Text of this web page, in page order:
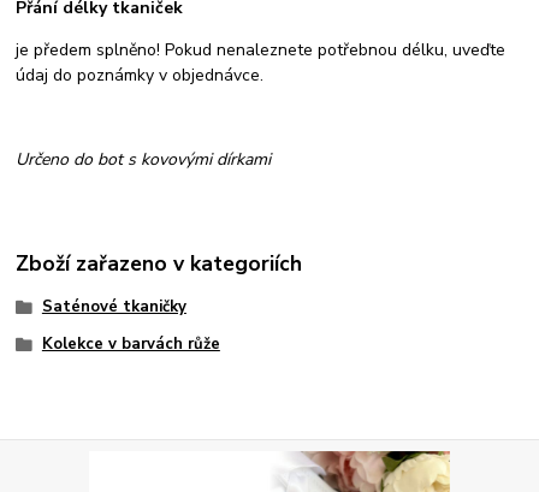
Přání délky tkaniček
je předem splněno! Pokud nenaleznete potřebnou délku, uveďte
údaj do poznámky v objednávce.
Určeno do bot s kovovými dírkami
Zboží zařazeno v kategoriích
Saténové tkaničky
Kolekce v barvách růže